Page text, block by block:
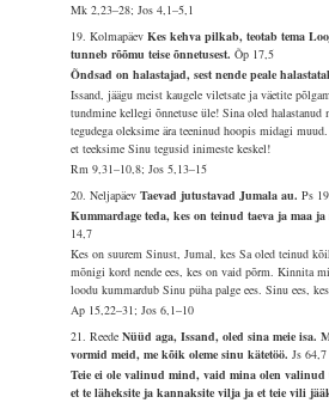
Mk 2,23–28; Jos 4,1–5,1
19. KolmapäevKes kehva pilkab, teotab tema
tunneb rõõmu teise õnnetusest.Õp 17,5
Õndsad on halastajad, sest nende peale
Issand, jäägu meist kaugele viletsate ja väetite
tundmine kellegi õnnetuse üle! Sina oled halastanud
tegudega oleksime ära teeninud hoopis midagi
et teeksime Sinu tegusid inimeste keskel!
Rm 9,31–10,8; Jos 5,13–15
20. NeljapäevTaevad jutustavad Jumala au.Ps
Kummardage teda, kes on teinud taeva ja maa
14,7
Kes on suurem Sinust, Jumal, kes Sa oled teinud
mõnigi kord nende ees, kes on vaid põrm. Kinnita
loodu kummardub Sinu püha palge ees. Sinu ees,
Ap 15,22–31; Jos 6,1–10
21. ReedeNüüd aga, Issand, oled sina meie isa.
vormid meid, me kõik oleme sinu kätetöö.Js 64,7
Teie ei ole valinud mind, vaid mina olen valinud
et te läheksite ja kannaksite vilja ja et teie vili